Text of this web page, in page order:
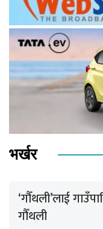
भर्खर
‘गौँथली’लाई
गौँथली